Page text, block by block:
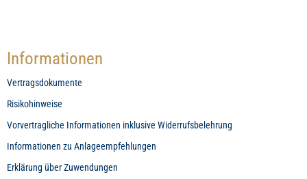
Informationen
Vertragsdokumente
Risikohinweise
Vorvertragliche Informationen inklusive Widerrufsbelehrung
Informationen zu Anlageempfehlungen
Erklärung über Zuwendungen